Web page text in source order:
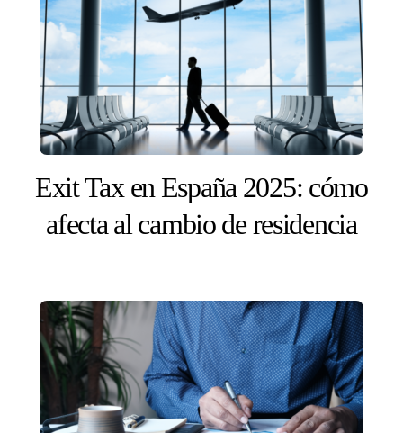
Exit Tax en España 2025: cómo
afecta al cambio de residencia